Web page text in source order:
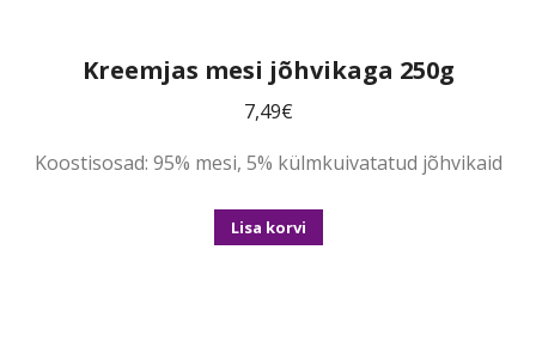
Kreemjas mesi jõhvikaga 250g
7,49€
Koostisosad: 95% mesi, 5% külmkuivatatud jõhvikaid
Lisa korvi